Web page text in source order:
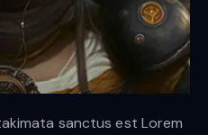
sanctus est Lorem